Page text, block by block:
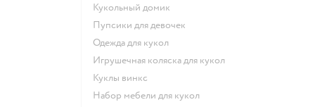
Кукольный домик
Пупсики для девочек
Одежда для кукол
Игрушечная коляска для кукол
Куклы винкс
Набор мебели для кукол